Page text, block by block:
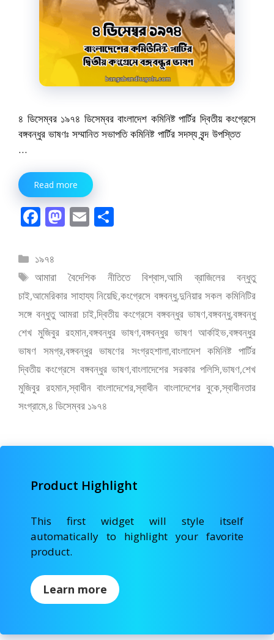
৪ ডিসেম্বর ১৯৭৪ ডিসেম্বর বাংলাদেশ কমিনিষ্ট পার্টির দ্বিতীয় কংগ্রেসে
বঙ্গবন্ধুর ভাষণঃ সম্মানিত সভাপতি কমিনিষ্ট পার্টির সদস্য বৃন্দ উপস্তিত
…
Read more
F
e
b
o
o
k
M
d
o
n
E
l e
বিভাগ
সমূহ
১৯৭৪
ট্যাগ
সমূহ
আমারা বৈদেশিক নীতিতে বিশ্বাস,আমি ব্রাজিলের বন্ধুতু
চাই,আমেরিকার সাহায্য নিয়েছি,কংগ্রেসে বঙ্গবন্ধু,দুনিয়ার সকল কমিনিটির
সঙ্গে বন্ধুতু আমরা চাই,দ্বিতীয় কংগ্রেসে বঙ্গবন্ধুর ভাষণ,বঙ্গবন্ধু,বঙ্গবন্ধু
শেখ মুজিবুর রহমান,বঙ্গবন্ধুর ভাষণ,বঙ্গবন্ধুর ভাষণ আর্কাইভ,বঙ্গবন্ধুর
ভাষণ সমগ্র,বঙ্গবন্ধুর ভাষণের সংগ্রহশালা,বাংলাদেশ কমিনিষ্ট পার্টির
দ্বিতীয় কংগ্রেসে বঙ্গবন্ধুর ভাষণ,বাংলাদেশের সরকার পলিসি,ভাষণ,শেখ
মুজিবুর রহমান,স্বাধীন বাংলাদেশের,স্বাধীন বাংলাদেশের বুকে,স্বাধীনতার
সংগ্রামে,৪ ডিসেম্বর ১৯৭৪
Product Highlight
This first widget will style itself
automatically to highlight your favorite
product.
Learn more